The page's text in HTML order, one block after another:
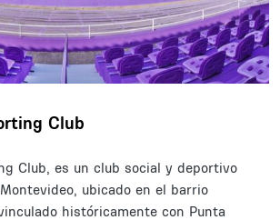
Club
Club, es un club social y deportivo
ubicado en el barrio
históricamente con Punta